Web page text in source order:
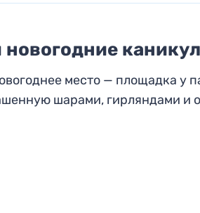
новогодние
место — площадка у
шарами, гирляндами и